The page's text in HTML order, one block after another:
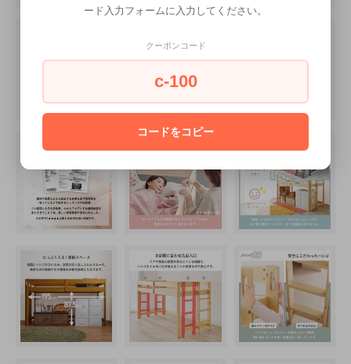
ード入力フォームに入力してください。
クーポンコード
c-100
コードをコピー